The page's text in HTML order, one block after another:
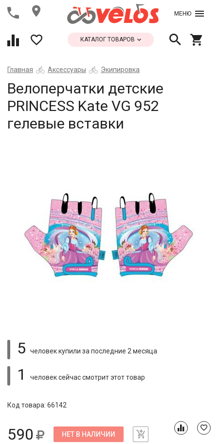
МЕНЮ
КАТАЛОГ ТОВАРОВ
Главная Аксессуары Экипировка
Велоперчатки детские
PRINCESS Kate VG 952
гелевые вставки
5 человек купили за последние 2 месяца
1 человек сейчас смотритэтот товар
Код товара: 66142
590 НЕТ В НАЛИЧИИ